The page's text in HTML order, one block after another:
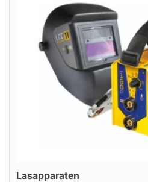
Lasapparaten